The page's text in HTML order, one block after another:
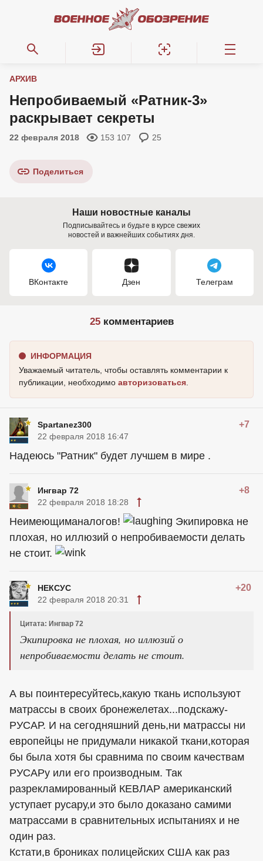
АРХИВ
Непробиваемый «Ратник-3»
раскрывает секреты
22 февраля 2018 153 107 25
Поделиться
Наши новостные каналы
Подписывайтесь и будьте в курсе свежих
новостей и важнейших событиях дня.
ВКонтакте Дзен Телеграм
25комментариев
ИНФОРМАЦИЯ
Уважаемый читатель, чтобы оставлять комментарии к
публикации, необходимо авторизоваться
Spartanez300 +7
22 февраля 2018 16:47
Надеюсь "Ратник" будет лучшем в мире .
Ингвар 72 +8
22 февраля 2018 18:28
Неимеющиманалогов!
Экипировка не
плохая, но иллюзий о непробиваемости делать
не стоит.
НЕКСУС +20
22 февраля 2018 20:31
Цитата: Ингвар 72
Экипировка не плохая, но иллюзий о
непробиваемости делать не стоит.
А вы поинтересуйтесь,какую ткань используют
матрассы в своих бронежелетах...подскажу-
РУСАР. И на сегодняшний день,ни матрассы ни
европейцы не придумали никакой ткани,которая
бы была хотя бы сравнима по своим качествам
РУСАРу или его производным. Так
разрекламированный КЕВЛАР американский
уступает русару,и это было доказано самими
матрассами в сравнительных испытаниях и не
один раз.
Кстати,в брониках полицейских США как раз